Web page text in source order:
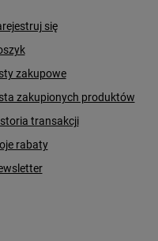
się
zakupowe
zakupionych produktów
transakcji
rabaty